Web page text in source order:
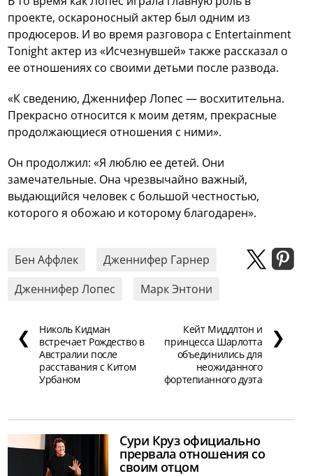
проекте, оскароносный актер был одним из
продюсеров. И во время разговора с Entertainment
Tonight актер из «Исчезнувшей» также рассказал о
ее отношениях со своими детьми после развода.
«К сведению, Дженнифер Лопес — восхитительна.
Прекрасно относится к моим детям, прекрасные
продолжающиеся отношения с ними».
Он продолжил: «Я люблю ее детей. Они
замечательные. Она чрезвычайно важный,
выдающийся человек с большой честностью,
которого я обожаю и которому благодарен».
Бен Аффлек
Дженнифер Гарнер
Дженнифер Лопес
Марк Энтони
❮
Николь Кидман
встречает Рождество в
Австралии после
расставания с Китом
Урбаном
Кейт Миддлтон и
принцесса Шарлотта
объединились для
неожиданного
фортепианного дуэта
❯
Сури Круз официально
прервала отношения со
своим отцом